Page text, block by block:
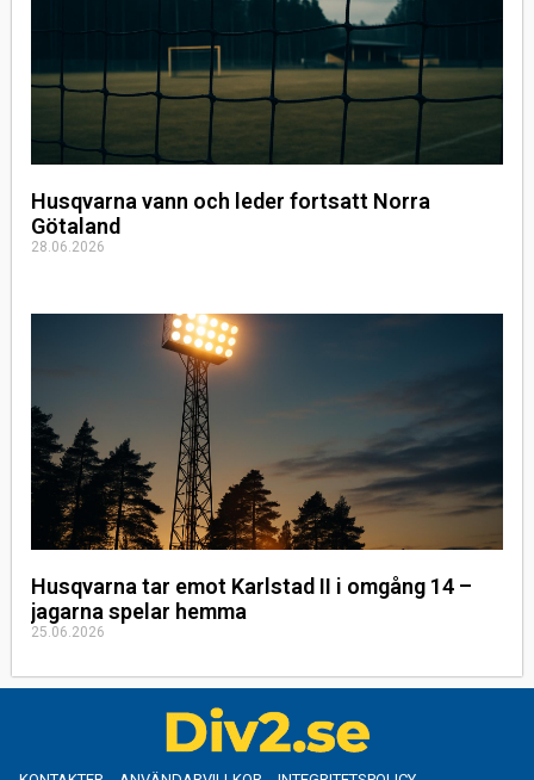
Husqvarna vann och leder fortsatt Norra
Götaland
28.06.2026
Husqvarna tar emot Karlstad II i omgång 14 –
jagarna spelar hemma
25.06.2026